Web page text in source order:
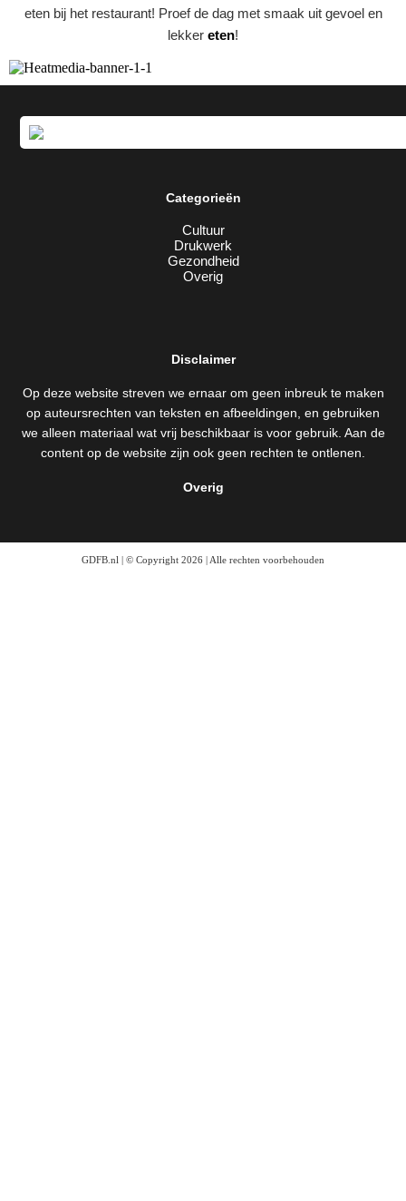
eten bij het restaurant! Proef de dag met smaak uit gevoel en
lekker eten!
Categorieën
Cultuur
Drukwerk
Gezondheid
Overig
Disclaimer
Op deze website streven we ernaar om geen inbreuk te maken
op auteursrechten van teksten en afbeeldingen, en gebruiken
we alleen materiaal wat vrij beschikbaar is voor gebruik. Aan de
content op de website zijn ook geen rechten te ontlenen.
Overig
GDFB.nl | © Copyright 2026 | Alle rechten voorbehouden